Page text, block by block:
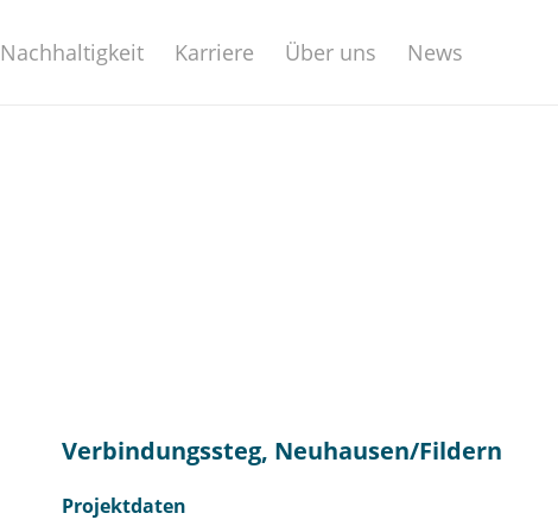
Nachhaltigkeit Karriere Über uns News
Verbindungssteg, Neuhausen/Fildern
Projektdaten